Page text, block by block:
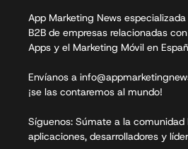
App Marketing News
B2B de empresas relacionadas
Apps y el Marketing Móvil en
Envíanos a
¡se las contaremos al mundo!
Síguenos: Súmate a la comunidad
aplicaciones, desarrolladores y